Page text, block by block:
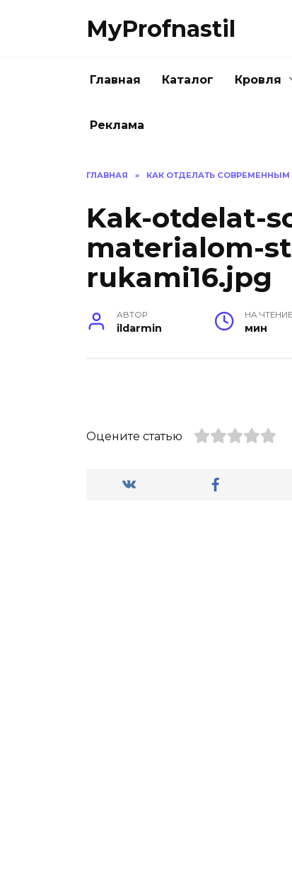
MyProfnastil
Главная Каталог Кровля
Реклама
ГЛАВНАЯ » КАК ОТДЕЛАТЬ
Kak-otdelat-
materialom-
rukami16.jpg
АВТОР
ildarmin
НА ЧТЕНИЕ
мин
Оцените статью